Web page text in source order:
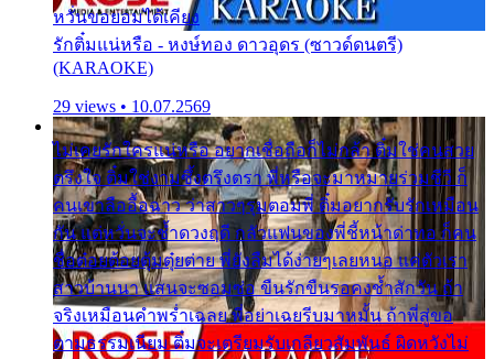
หวั่นขอยอมได้เคียง
รักติ๋มแน่หรือ - หงษ์ทอง ดาวอุดร (ซาวด์ดนตรี)
(KARAOKE)
29 views • 10.07.2569
ไม่เคยรักใครแน่หรือ อยากเชื่อถือก็ไม่กล้า ติ๋มใช่คนสวย
ตรึงใจ ติ๋มใช่งามซึ้งตรึงตรา พี่หรือจะมาหมายร่วมชีวี ก็
คนเขาลืออื้อฉาว ว่าสาวๆรุมตอมพี่ ติ๋มอยากรับรักเหมือน
กัน แต่หวั่นจะช้ำดวงฤดี กลัวแฟนของพี่ชี้หน้าด่าทอ ก็คน
ชื่อต๋อยต้อยตุ้มตุ๋ยต่าย พี่ยังลืมได้ง่ายๆเลยหนอ แค่ตัวเรา
สาวบ้านนา แสนจะซอมซ่อ ขืนรักขืนรอคงช้ำสักวัน ถ้า
จริงเหมือนคำพร่ำเฉลย พี่อย่าเฉยรีบมาหมั้น ถ้าพี่สู่ขอ
ตามธรรมเนียม ติ๋มจะเตรียมรับเกลียวสัมพันธ์ ผิดหวังไม่